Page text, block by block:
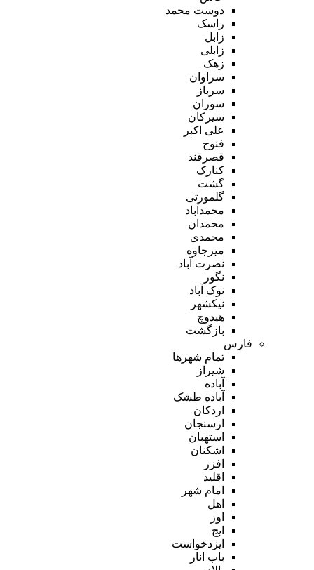
دوست محمد
راسک
زابل
زابلی
زهک
سراوان
سرباز
سوران
سیرکان
علی اکبر
فنوج
قصرقند
کنارک
گشت
گلمورتی
محمدآباد
محمدان
محمدی
میرجاوه
نصرت آباد
نگور
نوک آباد
نیکشهر
هیدوچ
بازگشت
فارس
تمام شهر‌ها
شیراز
آباده
آباده طشک
اردکان
ارسنجان
استهبان
اشکنان
افزر
اقلید
امام شهر
اهل
اوز
ایج
ایزدخواست
باب انار